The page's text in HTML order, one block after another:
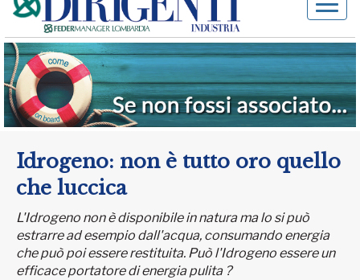
Idrogeno: non è tutto oro quello
che luccica
L'Idrogeno non è disponibile in natura ma lo si può
estrarre ad esempio dall'acqua, consumando energia
che può poi essere restituita. Può l'Idrogeno essere un
efficace portatore di energia pulita ?